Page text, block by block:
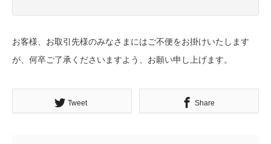
お客様、お取引先様のみなさま にはご不便をお掛けいたします
が、何卒ご了承くださいますよう、お願い申し上げます。
Tweet Share